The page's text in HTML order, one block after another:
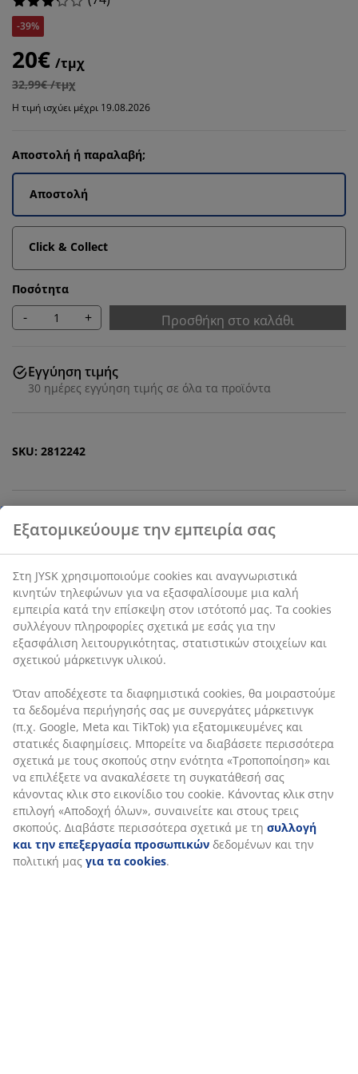
-39%
20€ /τμχ
32,99€ /τμχ
Η τιμή ισχύει μέχρι 19.08.2026
Αποστολή ή παραλαβή;
Αποστολή
Click & Collect
Ποσότητα
- + Προσθήκη στο καλάθι
Εγγύηση τιμής
30 ημέρες εγγύηση τιμής σε όλα τα προϊόντα
SKU: 2812242
Χαρακτηριστικά προϊόντος
Αξιολογήσεις
(74)
Αποστολή
Εξατομικεύουμε την εμπειρία σας
κινητών τηλεφώνων για να εξασφαλίσουμε μια καλή
εμπειρία κατά την επίσκεψη στον ιστότοπό μας. Τα
cookies συλλέγουν πληροφορίες σχετικά με εσάς για
την εξασφάλιση λειτουργικότητας, στατιστικών
στοιχείων και σχετικού μάρκετινγκ υλικού.
Όταν αποδέχεστε τα διαφημιστικά cookies, θα
μοιραστούμε τα δεδομένα περιήγησής σας με
συνεργάτες μάρκετινγκ (π.χ. Google, Meta και TikTok)
για εξατομικευμένες και στατικές διαφημίσεις.
σκοπούς στην ενότητα «Τροποποίηση» και να
επιλέξετε να ανακαλέσετε τη συγκατάθεσή σας
κάνοντας κλικ στο εικονίδιο του cookie. Κάνοντας κλικ
στην επιλογή «Αποδοχή όλων», συναινείτε και στους
τρεις σκοπούς. Διαβάστε περισσότερα σχετικά με τη
συλλογή και την επεξεργασία προσωπικών
δεδομένων και την πολιτική μαςγια τα cookies.